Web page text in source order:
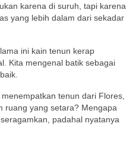
karena di suruh, tapi karena
yang lebih dalam dari sekadar
ini kain tenun kerap
Kita mengenal batik sebagai
tenun dari Flores,
ruang yang setara? Mengapa
padahal nyatanya